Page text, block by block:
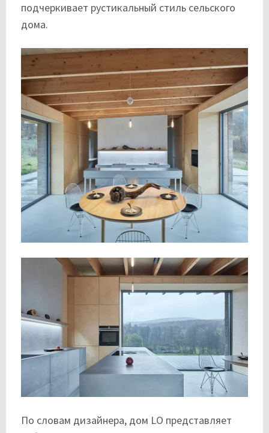
подчеркивает рустикальный стиль сельского
дома.
По словам дизайнера, дом LO представляет